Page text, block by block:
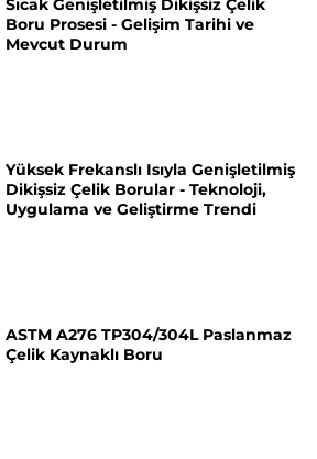
Sıcak Genişletilmiş Dikişsiz Çelik
Boru Prosesi - Gelişim Tarihi ve
Mevcut Durum
Yüksek Frekanslı Isıyla Genişletilmiş
Dikişsiz Çelik Borular - Teknoloji,
Uygulama ve Geliştirme Trendi
ASTM A276 TP304/304L Paslanmaz
Çelik Kaynaklı Boru